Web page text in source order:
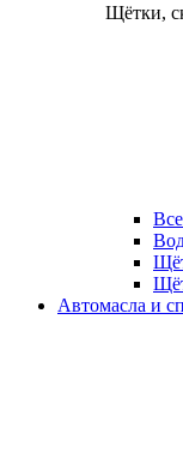
Щётки,
Автомасла и